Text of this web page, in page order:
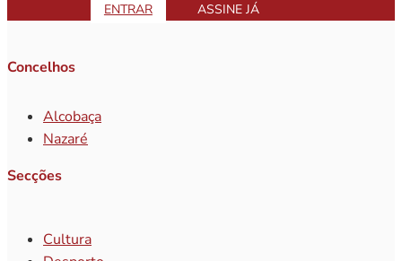
ENTRAR ASSINE JÁ
Concelhos
Alcobaça
Nazaré
Secções
Cultura